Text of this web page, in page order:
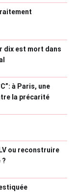
dix est mort dans
à Paris, une
la précarité
ou reconstruire
?